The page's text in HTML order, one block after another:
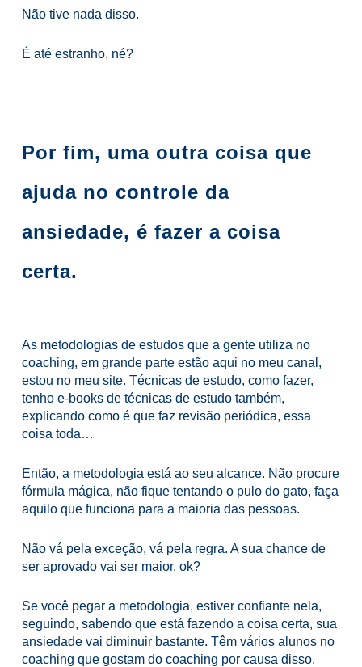
Não tive nada disso.
É até estranho, né?
Por fim, uma outra coisa que
ajuda no controle da
ansiedade, é fazer a coisa
certa.
As metodologias de estudos que a gente utiliza no
coaching, em grande parte estão aqui no meu canal,
estou no meu site. Técnicas de estudo, como fazer,
tenho e-books de técnicas de estudo também,
explicando como é que faz revisão periódica, essa
coisa toda…
Então, a metodologia está ao seu alcance. Não procure
fórmula mágica, não fique tentando o pulo do gato, faça
aquilo que funciona para a maioria das pessoas.
Não vá pela exceção, vá pela regra. A sua chance de
ser aprovado vai ser maior, ok?
Se você pegar a metodologia, estiver confiante nela,
seguindo, sabendo que está fazendo a coisa certa, sua
ansiedade vai diminuir bastante. Têm vários alunos no
coaching que gostam do coaching por causa disso.